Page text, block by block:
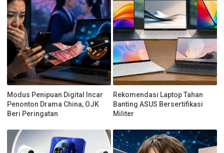
Modus Penipuan Digital Incar
Penonton Drama China, OJK
Beri Peringatan
Rekomendasi Laptop Tahan
Banting ASUS Bersertifikasi
Militer